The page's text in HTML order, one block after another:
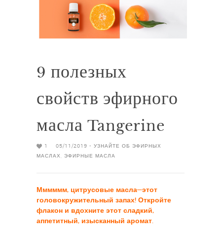
9 полезных
свойств эфирного
масла Tangerine
1 05/11/2019 - УЗНАЙТЕ ОБ ЭФИРНЫХ
МАСЛАХ
ЭФИРНЫЕ МАСЛА
Мммммм, цитрусовые масла—этот
головокружительный запах! Откройте
флакон и вдохните этот сладкий,
аппетитный, изысканный аромат.